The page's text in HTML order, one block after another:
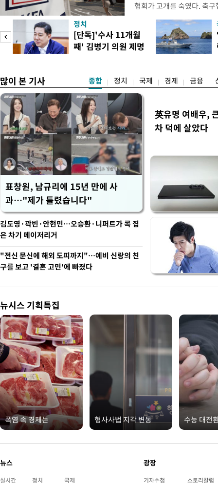
협회가 고개를 숙였다. 축
관계자 여러분께 드리는
다. 축구협회는 최근 2026
컵 조별리그 탈락과 관련해
회에서 질타를 받은 데 이
정치
[단독]'수사 11개월
째' 김병기 의원 제명
많이 본 기사 종합 정치 국제 경제 금융
표창원, 남규리에 15년 만에 사
과…"제가 틀렸습니다"
英유명 여배우,
차 덕에 살았다
김도영·곽빈·안현민…오승환·니퍼트가 콕 집
은 차기 메이저리거
"전신 문신에 해외 도피까지"…예비 신랑의 친
구를 보고 '결혼 고민'에 빠졌다
뉴시스 기획특집
폭염 속 경제는 형사사법 지각 변동 수능 대전
뉴스
실시간 정치 국제
광장
기자수첩 스토리칼럼